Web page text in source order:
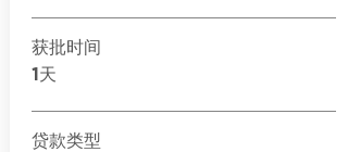
获批时间
1天
贷款类型